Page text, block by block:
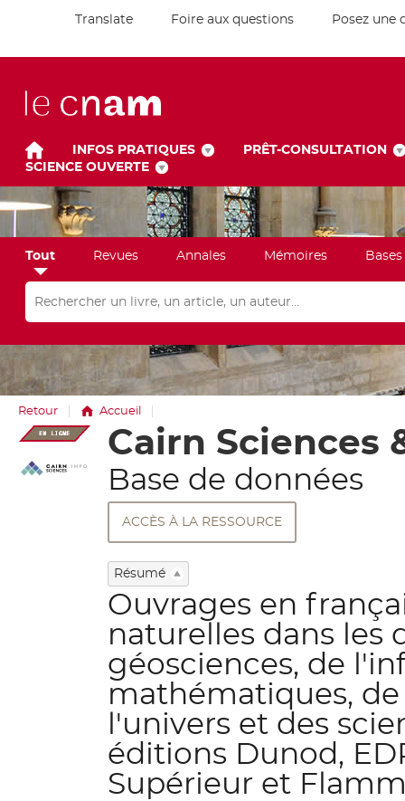
Translate Foire aux questions Posez une
INFOS PRATIQUES
PRÊT-CONSULTATION
SCIENCE OUVERTE
Tout Revues Annales Mémoires
Rechercher dans "Tout"
Retour Accueil
Détail
document
Cairn Sciences
Base de données
ACCÈS À LA RESSOURCE
Résumé
Ouvrages en
naturelles dans les
géosciences, de
mathématiques, de
l'univers et des
éditions Dunod,
Supérieur et